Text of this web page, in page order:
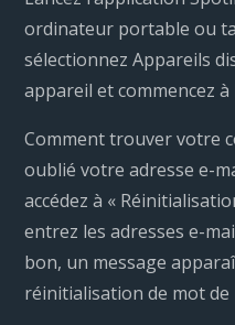
ordinateur portable ou
sélectionnez Appareils
appareil et commencez à
Comment trouver votre
oublié votre adresse e-
accédez à «
entrez les adresses e-
bon, un message
réinitialisation de mot de